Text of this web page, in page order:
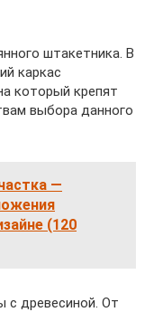
штакетника. В
каркас
который крепят
выбора данного
—
(120
с древесиной. От